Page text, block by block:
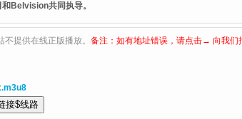
Belvision共同执导。
提供在线正版播放。 备注：如有地址错误，请点击→ 向我们